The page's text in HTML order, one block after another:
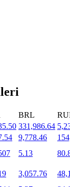
BRL
331,986.64
9,778.46
5.13
3,057.76